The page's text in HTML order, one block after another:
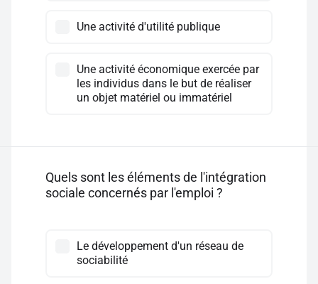
Une activité d'utilité publique
Une activité économique exercée par
les individus dans le but de réaliser
un objet matériel ou immatériel
Quels sont les éléments de l'intégration
sociale concernés par l'emploi ?
Le développement d'un réseau de
sociabilité